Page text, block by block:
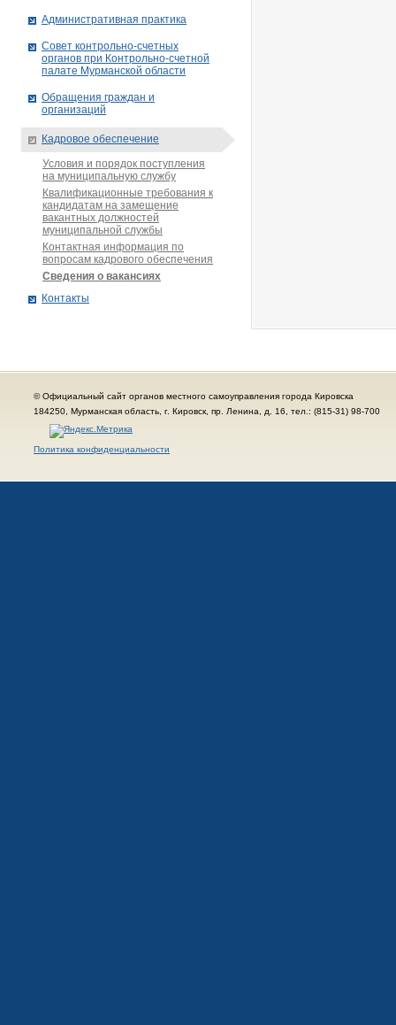
Административная практика
Совет контрольно-счетных
органов при Контрольно-счетной
палате Мурманской области
Обращения граждан и
организаций
Кадровое обеспечение
Условия и порядок поступления
на муниципальную службу
Квалификационные требования к
кандидатам на замещение
вакантных должностей
муниципальной службы
Контактная информация по
вопросам кадрового обеспечения
Сведения о вакансиях
Контакты
© Официальный сайт органов местного самоуправления города Кировска
184250, Мурманская область, г. Кировск, пр. Ленина, д. 16, тел.: (815-31) 98-700
Политика конфиденциальности